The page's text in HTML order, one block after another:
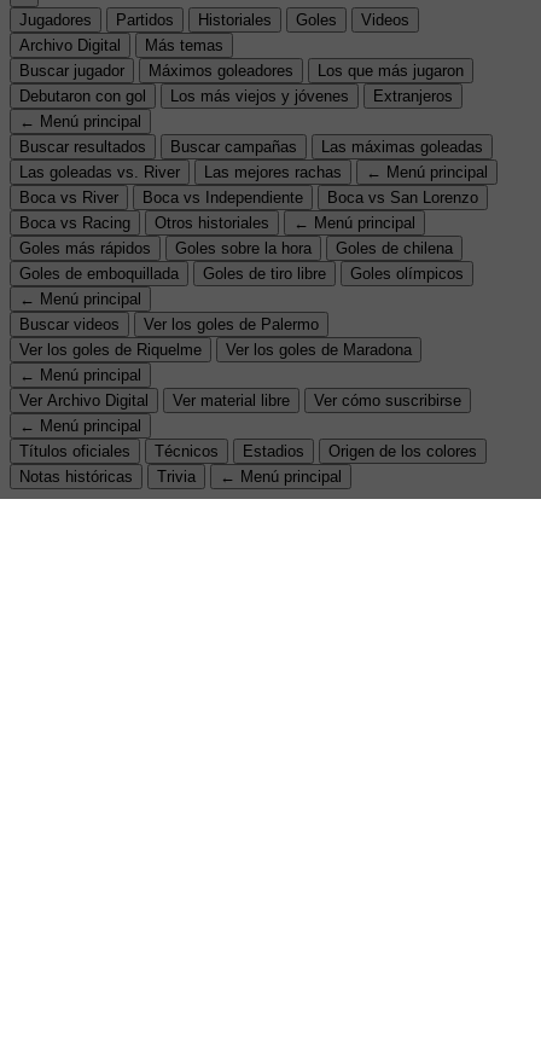
Jugadores
Partidos Historiales Goles
Videos
Archivo Digital
Más temas
Buscar jugador
Máximos goleadores
Los que más jugaron
Debutaron con gol
Los más viejos y jóvenes
Extranjeros
← Menú principal
Buscar resultados
Buscar campañas
Las máximas goleadas
Las goleadas vs. River
Las mejores rachas
← Menú principal
Boca vs River
Boca vs Independiente
Boca vs San Lorenzo
Boca vs Racing
Otros historiales
← Menú principal
Goles más rápidos
Goles sobre la hora
Goles de chilena
Goles de emboquillada
Goles de tiro libre
Goles olímpicos
← Menú principal
Buscar videos
Ver los goles de Palermo
Ver los goles de Riquelme
Ver los goles de Maradona
← Menú principal
Ver Archivo Digital
Ver material libre
Ver cómo suscribirse
← Menú principal
Títulos oficiales
Técnicos Estadios
Origen de los colores
Notas históricas
Trivia ← Menú principal